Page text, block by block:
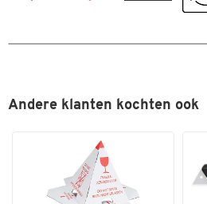
Andere klanten kochten ook